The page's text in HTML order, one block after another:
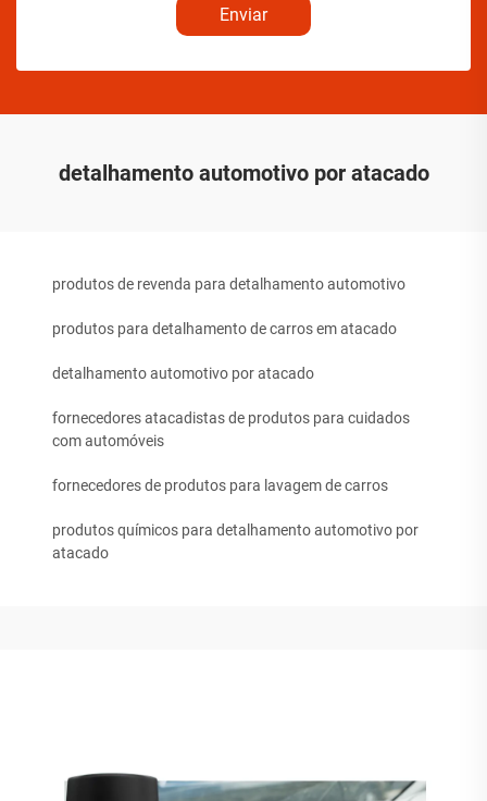
Enviar
detalhamento automotivo por atacado
produtos de revenda para detalhamento automotivo
produtos para detalhamento de carros em atacado
detalhamento automotivo por atacado
fornecedores atacadistas de produtos para cuidados
com automóveis
fornecedores de produtos para lavagem de carros
produtos químicos para detalhamento automotivo por
atacado